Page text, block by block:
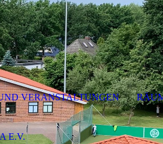
VERANSTALTUNGEN
E.V.